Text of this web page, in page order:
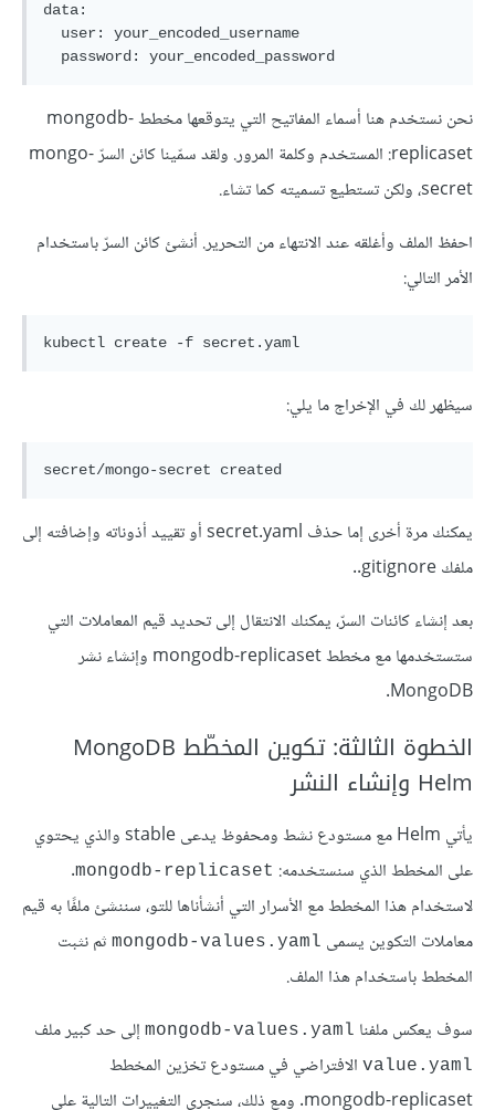
data:
نحن نستخدم هنا أسماء المفاتيح التي يتوقعها مخطط mongodb-
replicaset: المستخدم وكلمة المرور. ولقد سمّينا كائن السرّ mongo-
secret، ولكن تستطيع تسميته كما تشاء.
احفظ الملف وأغلقه عند الانتهاء من التحرير. أنشئ كائن السرّ باستخدام
الأمر التالي:
سيظهر لك في الإخراج ما يلي:
يمكنك مرة أخرى إما حذف secret.yaml أو تقييد أذوناته وإضافته إلى
ملفك gitignore..
بعد إنشاء كائنات السرّ، يمكنك الانتقال إلى تحديد قيم المعاملات التي
ستستخدمها مع مخطط mongodb-replicaset وإنشاء نشر
MongoDB.
الخطوة الثالثة: تكوين المخطّط MongoDB
Helm وإنشاء النشر
يأتي Helm مع مستودع نشط ومحفوظ يدعى stable والذي يحتوي
على المخطط الذي سنستخدمه: mongodb-replicaset
.
لاستخدام هذا المخطط مع الأسرار التي أنشأناها للتو، سننشئ ملفًا به قيم
معاملات التكوين يسمى mongodb-values.yaml ثم نثبت
المخطط باستخدام هذا الملف.
سوف يعكس ملفنا mongodb-values.yaml إلى حد كبير ملف
value.yaml الافتراضي في مستودع تخزين المخطط
mongodb-replicaset. ومع ذلك، سنجري التغييرات التالية على